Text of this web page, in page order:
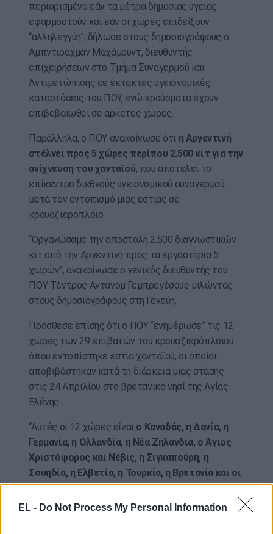
EL - Do Not Process My Personal Information
περιορισμένο εάν τα μέτρα δημόσιας υγείας
εφαρμοστούν και εάν οι χώρες επιδείξουν
“αλληλεγγύη”, δήλωσε στους δημοσιογράφους ο
Αμπντιραχμάν Μαχάμουντ, διευθυντής
επιχειρήσεων στο Τμήμα Συναγερμού και
Αντιμετώπισης σε έκτακτες υγειονομικές
καταστάσεις του ΠΟΥ, ενώ κρούσματα έχουν
επιβεβαιωθεί σε αρκετές χώρες.
Παράλληλα, ο ΠΟΥ ανακοίνωσε ότι η Αργεντινή
στέλνει προς 5 χώρες περίπου 2.500 κιτ για την
ανίχνευση του χανταϊού, που αποτελεί το
επίκεντρο διεθνούς υγειονομικού συναγερμού
μετά τον εντοπισμό μιας εστίας σε
κρουαζιερόπλοιο.
“Οργανώσαμε την αποστολή 2.500 διαγνωστικών
κιτ από την Αργεντινή προς τα εργαστήρια 5
χωρών”, ανακοίνωσε ο γενικός διευθυντής του
ΠΟΥ Τέντρος Αντανόμ Γεμπρεγέσους μιλώντας
στους δημοσιογράφους στη Γενεύη.
Πρόσθεσε επίσης ότι ο ΠΟΥ “ενημέρωσε” τις 12
χώρες των 29 επιβατών του κρουαζιερόπλοιου
όπου εντοπίστηκε εστία χανταϊού, οι οποίοι
αποβιβάστηκαν κατά τη διάρκεια μιας στάσης
στις 24 Απριλίου στο βρετανικό νησί της Αγίας
Ελένης.
“Αυτές οι 12 χώρες είναι ο Καναδάς, η Δανία, η
Γερμανία, η Ολλανδία, η Νέα Ζηλανδία, ο Άγιος
Χριστόφορος και Νέβις, η Σιγκαπούρη, η
Σουηδία, η Ελβετία, η Τουρκία, η Βρετανία και οι
ΗΠΑ“, δήλωσε ο Γεμπρεγέσους στους
δημοσιογράφους.